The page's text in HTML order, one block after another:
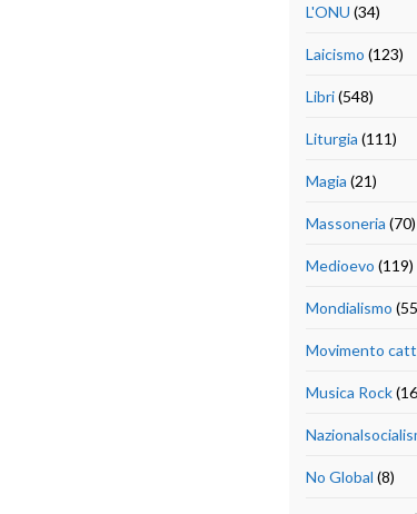
L'ONU (34)
Laicismo (123)
Libri(548)
Liturgia (111)
Magia (21)
Massoneria (70)
Medioevo (119)
Mondialismo
Movimento
Musica Rock
No Global (8)